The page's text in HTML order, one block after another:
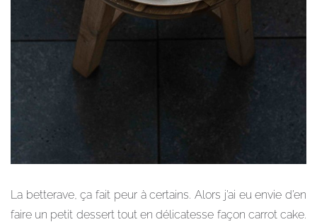
La betterave, ça fait peur à certains. Alors j’ai eu envie d’en
faire un petit dessert tout en délicatesse façon carrot cake.